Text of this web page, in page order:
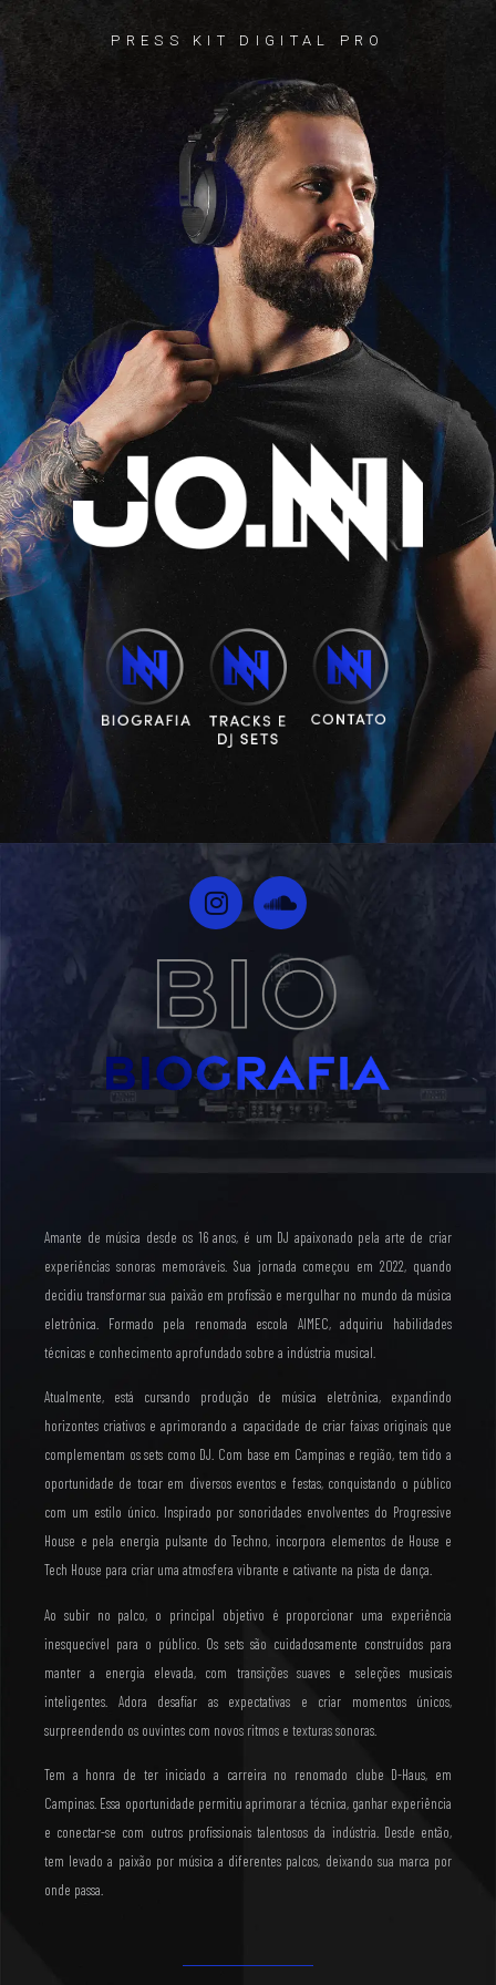
PRESS KIT DIGITAL PRO
Amante de música desde os 16 anos, é um DJ apaixonado pela arte de criar
experiências sonoras memoráveis. Sua jornada começou em 2022, quando
decidiu transformar sua paixão em profissão e mergulhar no mundo da música
eletrônica. Formado pela renomada escola AIMEC, adquiriu habilidades
técnicas e conhecimento aprofundado sobre a indústria musical.
Atualmente, está cursando produção de música eletrônica, expandindo
horizontes criativos e aprimorando a capacidade de criar faixas originais que
complementam os sets como DJ. Com base em Campinas e região, tem tido a
oportunidade de tocar em diversos eventos e festas, conquistando o público
com um estilo único. Inspirado por sonoridades envolventes do Progressive
House e pela energia pulsante do Techno, incorpora elementos de House e
Tech House para criar uma atmosfera vibrante e cativante na pista de dança.
Ao subir no palco, o principal objetivo é proporcionar uma experiência
inesquecível para o público. Os sets são cuidadosamente construídos para
manter a energia elevada, com transições suaves e seleções musicais
inteligentes. Adora desafiar as expectativas e criar momentos únicos,
surpreendendo os ouvintes com novos ritmos e texturas sonoras.
Tem a honra de ter iniciado a carreira no renomado clube D-Haus, em
Campinas. Essa oportunidade permitiu aprimorar a técnica, ganhar experiência
e conectar-se com outros profissionais talentosos da indústria. Desde então,
tem levado a paixão por música a diferentes palcos, deixando sua marca por
onde passa.